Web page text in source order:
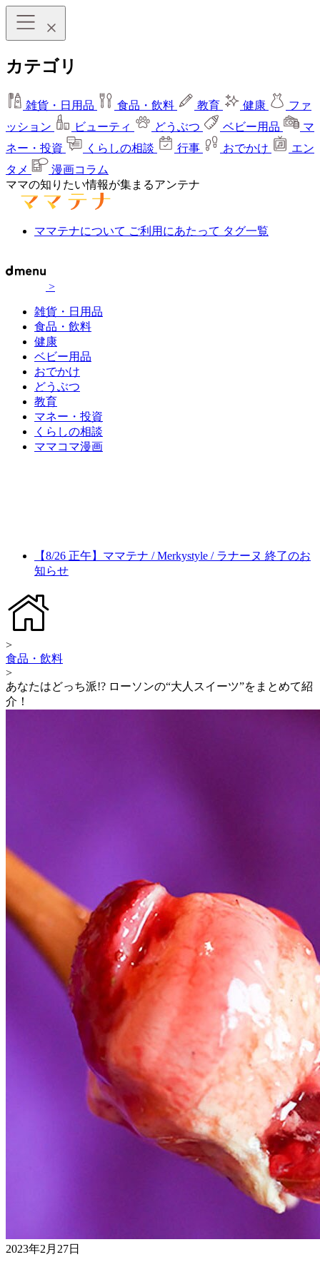
カテゴリ
雑貨・日用品 食品・飲料 教育 健康
ファ
ッション
ビューティ どうぶつ ベビー用品
マ
ネー・投資
くらしの相談 行事 おでかけ
エン
タメ
漫画コラム
ママの知りたい情報が集まるアンテナ
ママテナについて ご利用にあたって タグ一覧
>
雑貨・日用品
食品・飲料
健康
ベビー用品
おでかけ
どうぶつ
教育
マネー・投資
くらしの相談
ママコマ漫画
【8/26 正午】ママテナ / Merkystyle / ラナーヌ 終了のお
知らせ
>
食品・飲料
>
あなたはどっち派!? ローソンの“大人スイーツ”をまとめて紹
介！
2023年2月27日